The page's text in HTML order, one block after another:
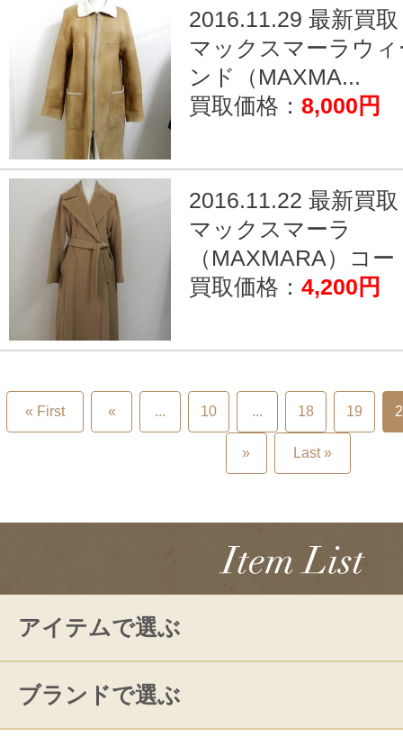
2016.11.29 最新買取
マックスマーラウ
ンド（MAXMA...
買取価格： 8,000円
2016.11.22 最新買取
マックスマーラ
（MAXMARA）コ
買取価格： 4,200円
« First « ... 10 ... 18 19
» Last »
アイテムで選ぶ
ブランドで選ぶ